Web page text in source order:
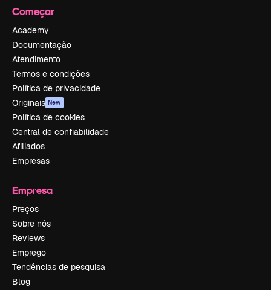
Começar
Academy
Documentação
Atendimento
Termos e condições
Política de privacidade
Originais New
Política de cookies
Central de confiabilidade
Afiliados
Empresas
Empresa
Preços
Sobre nós
Reviews
Emprego
Tendências de pesquisa
Blog